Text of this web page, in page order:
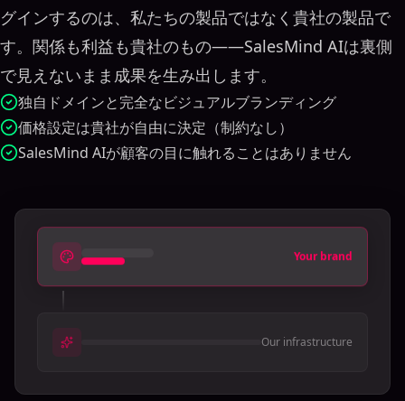
グインするのは、私たちの製品ではなく貴社の製品で
す。関係も利益も貴社のもの——SalesMind AIは裏側
で見えないまま成果を生み出します。
独自ドメインと完全なビジュアルブランディング
価格設定は貴社が自由に決定（制約なし）
SalesMind AIが顧客の目に触れることはありません
Your brand
Our infrastructure